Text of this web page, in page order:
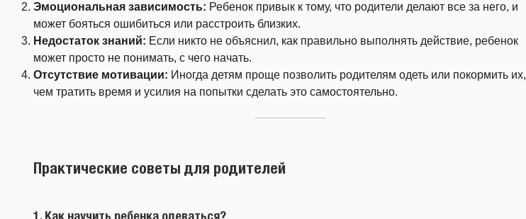
Эмоциональная зависимость: Ребенок привык к тому, что родители делают все за него, и
может бояться ошибиться или расстроить близких.
Недостаток знаний: Если никто не объяснил, как правильно выполнять действие, ребенок
может просто не понимать, с чего начать.
Отсутствие мотивации: Иногда детям проще позволить родителям одеть или покормить их,
чем тратить время и усилия на попытки сделать это самостоятельно.
Практические советы для родителей
1.Как научить ребенка одеваться?